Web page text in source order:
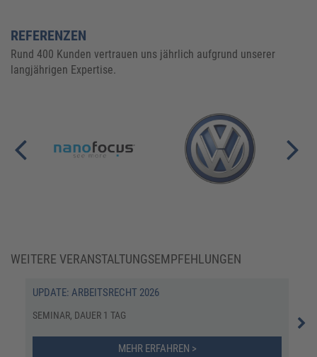
REFERENZEN
Rund 400 Kunden vertrauen uns jährlich aufgrund unserer
langjährigen Expertise.
WEITERE VERANSTALTUNGSEMPFEHLUNGEN
UPDATE: ARBEITSRECHT 2026
SEMINAR, DAUER 1 TAG
MEHR ERFAHREN >